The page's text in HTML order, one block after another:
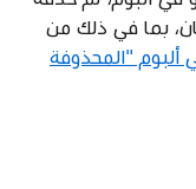
بما في ذلك من
ألبوم "المحذوفة